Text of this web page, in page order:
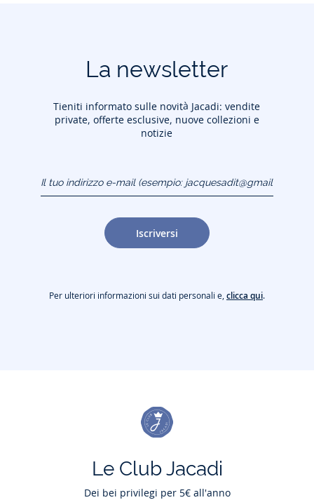
La newsletter
Tieniti informato sulle novità Jacadi: vendite
private, offerte esclusive, nuove collezioni e
notizie
(esempio:
jacquesadit@gmail.com)
Iscriversi
Per ulteriori informazioni sui dati personali e,clicca qui.
Le Club Jacadi
Dei bei privilegi per 5€ all'anno